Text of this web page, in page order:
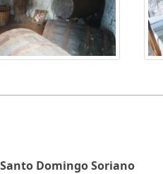
Domingo Soriano